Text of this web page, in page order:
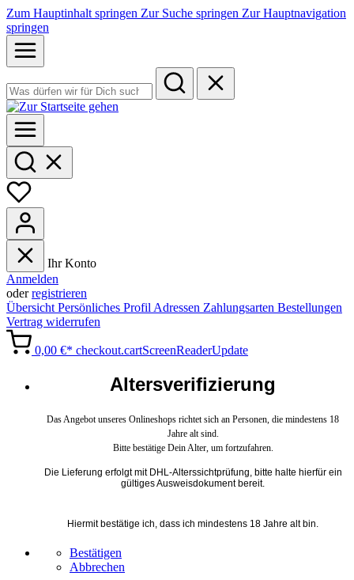
Zum Hauptinhalt springen Zur Suche springen Zur Hauptnavigation
springen
Ihr Konto
Anmelden
oderregistrieren
Übersicht Persönliches Profil Adressen Zahlungsarten Bestellungen
Vertrag widerrufen
0,00 €* checkout.cartScreenReaderUpdate
Altersverifizierung
Das Angebot unseres Onlineshops richtet sich an Personen, die mindestens 18
Jahre alt sind.
Bitte bestätige Dein Alter, um fortzufahren.
Die Lieferung erfolgt mit DHL-Alterssichtprüfung, bitte halte hierfür ein
gültiges Ausweisdokument bereit.
Hiermit bestätige ich, dass ich mindestens 18 Jahre alt bin.
Bestätigen
Abbrechen